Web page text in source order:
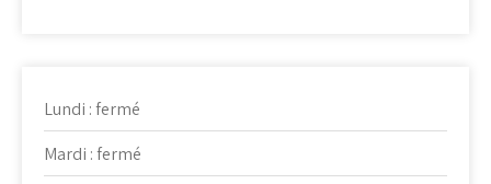
Lundi : fermé
Mardi : fermé